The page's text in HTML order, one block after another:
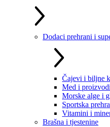
Dodaci prehrani i
Čajevi i biljne
Med i
Morske alge i
Sportska
Vitamini i
Brašna i tjestenine